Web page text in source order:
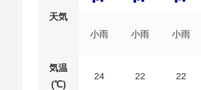
天気
小雨
小雨 小雨
気温
(℃)
24 22 22